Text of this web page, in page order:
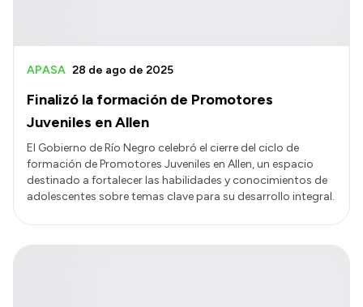
Finalizó la formación de Promotores
Juveniles en Allen
APASA 28 de ago de 2025
El Gobierno de Río Negro celebró el cierre del ciclo de
formación de Promotores Juveniles en Allen, un espacio
destinado a fortalecer las habilidades y conocimientos de
adolescentes sobre temas clave para su desarrollo integral.